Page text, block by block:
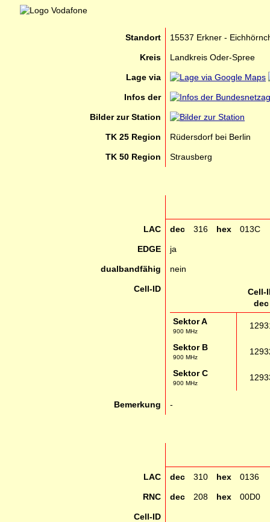
Standort 15537 Erkner -
Kreis Landkreis Oder-Spree
Lage via
Infos der
Bilder zur Station
TK 25 Region Rüdersdorf bei Berlin
TK 50 Region Strausberg
LAC dec 316 hex 013C
EDGE ja
dualbandfähig nein
Cell-ID
Cell-
dec
Sektor A
900 MHz
Sektor B
900 MHz
Sektor C
900 MHz
Bemerkung -
LAC dec 310 hex 0136
RNC dec 208 hex 00D0
Cell-ID